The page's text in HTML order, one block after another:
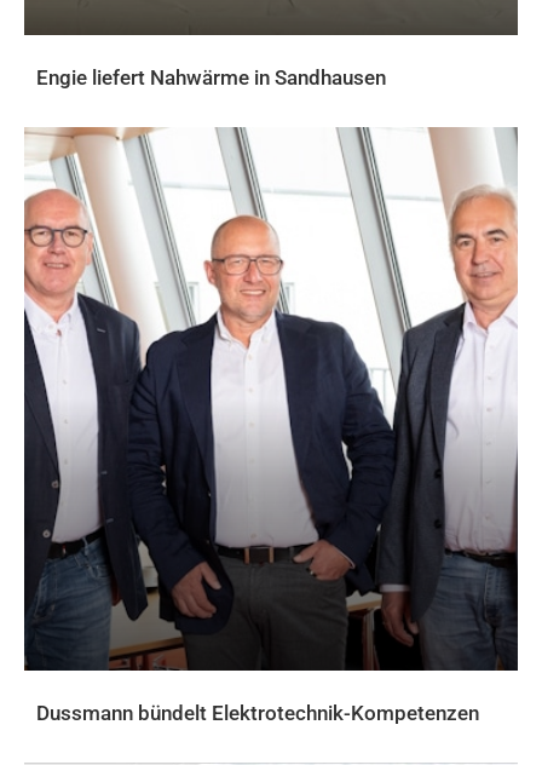
Engie liefert Nahwärme in Sandhausen
Dussmann bündelt Elektrotechnik-Kompetenzen